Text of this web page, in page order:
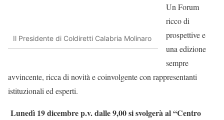
Il Presidente di Coldiretti Calabria Molinaro
Un Forum
ricco di
prospettive e
una edizione
sempre
avvincente, ricca di novità e coinvolgente con rappresentanti
istituzionali ed esperti.
Lunedì 19 dicembre p.v. dalle 9,00si svolgerà al “Centro